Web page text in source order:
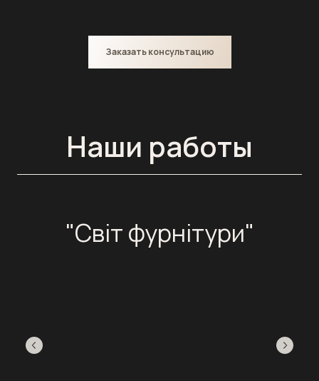
Заказать консультацию
Наши работы
"Світ фурнітури"